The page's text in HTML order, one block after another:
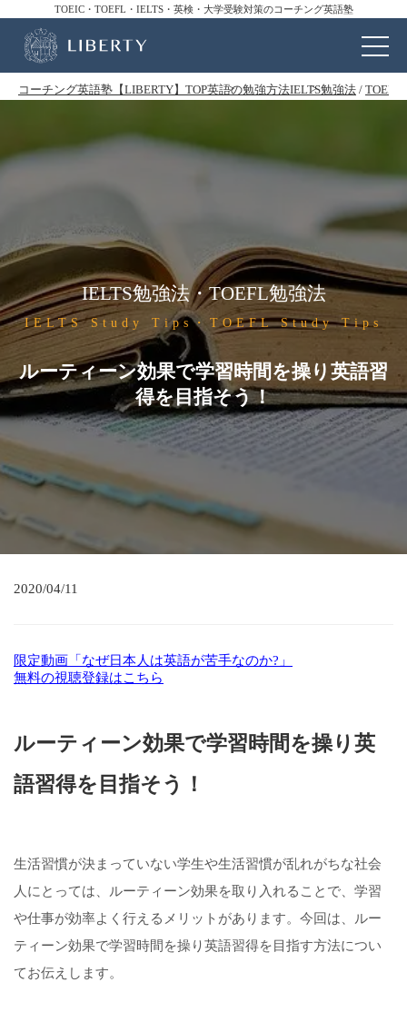
TOEIC・TOEFL・IELTS・英検・大学受験対策のコーチング英語塾
コーチング英語塾【LIBERTY】TOP英語の勉強方法IELTS勉強法 / TOEFL
IELTS勉強法・TOEFL勉強法
IELTS Study Tips・TOEFL Study Tips
ルーティーン効果で学習時間を操り英語習
得を目指そう！
2020/04/11
限定動画「なぜ日本人は英語が苦手なのか?」
無料の視聴登録はこちら
ルーティーン効果で学習時間を操り英
語習得を目指そう！
生活習慣が決まっていない学生や生活習慣が乱れがちな社会
人にとっては、ルーティーン効果を取り入れることで、学習
や仕事が効率よく行えるメリットがあります。今回は、ルー
ティーン効果で学習時間を操り英語習得を目指す方法につい
てお伝えします。